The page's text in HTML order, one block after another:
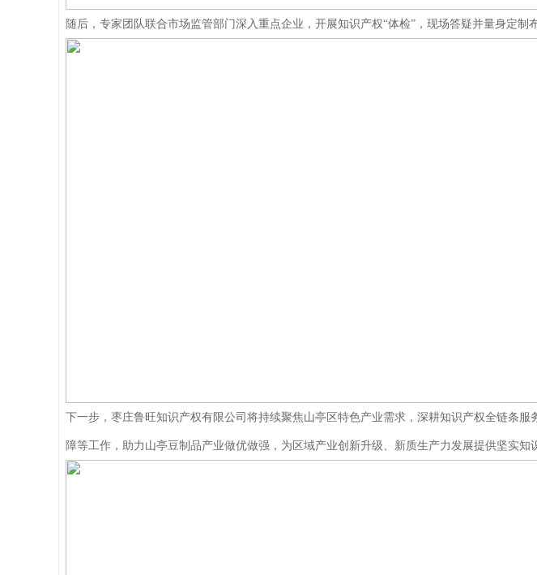
随后，专家团队联合市场监管部门深入重点企业，开展知识产权“体检”，现场答疑并量身定
下一步，枣庄鲁旺知识产权有限公司将持续聚焦山亭区特色产业需求，深耕知识产权全链条
障等工作，助力山亭豆制品产业做优做强，为区域产业创新升级、新质生产力发展提供坚实知